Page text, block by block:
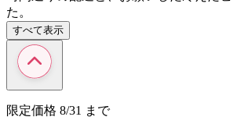
た。
すべて表示
限定価格 8/31 まで